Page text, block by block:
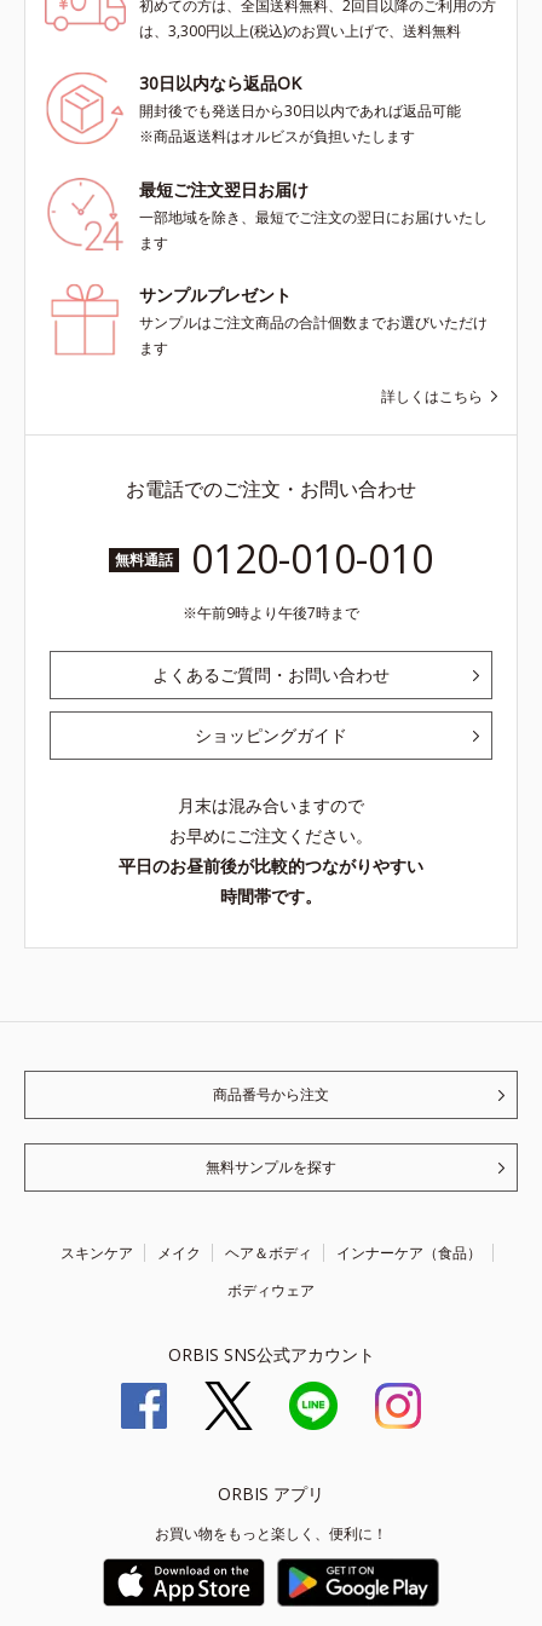
初めての方は、全国送料無料、2回目以降のご利用の方
は、3,300円以上(税込)のお買い上げで、送料無料
30日以内なら返品OK
開封後でも発送日から30日以内であれば返品可能
※商品返送料はオルビスが負担いたします
最短ご注文翌日お届け
一部地域を除き、最短でご注文の翌日にお届けいたし
ます
サンプルプレゼント
サンプルはご注文商品の合計個数までお選びいただけ
ます
詳しくはこちら
お電話でのご注文・お問い合わせ
無料通話 0120-010-010
午前9時より午後7時まで
よくあるご質問・お問い合わせ
ショッピングガイド
月末は混み合いますので
お早めにご注文ください。
平日のお昼前後が比較的つながりやすい
時間帯です。
商品番号から注文
無料サンプルを探す
スキンケア メイク ヘア＆ボディ
インナーケア（食品）
ボディウェア
ORBIS SNS公式アカウント
ORBIS アプリ
お買い物をもっと楽しく、便利に！